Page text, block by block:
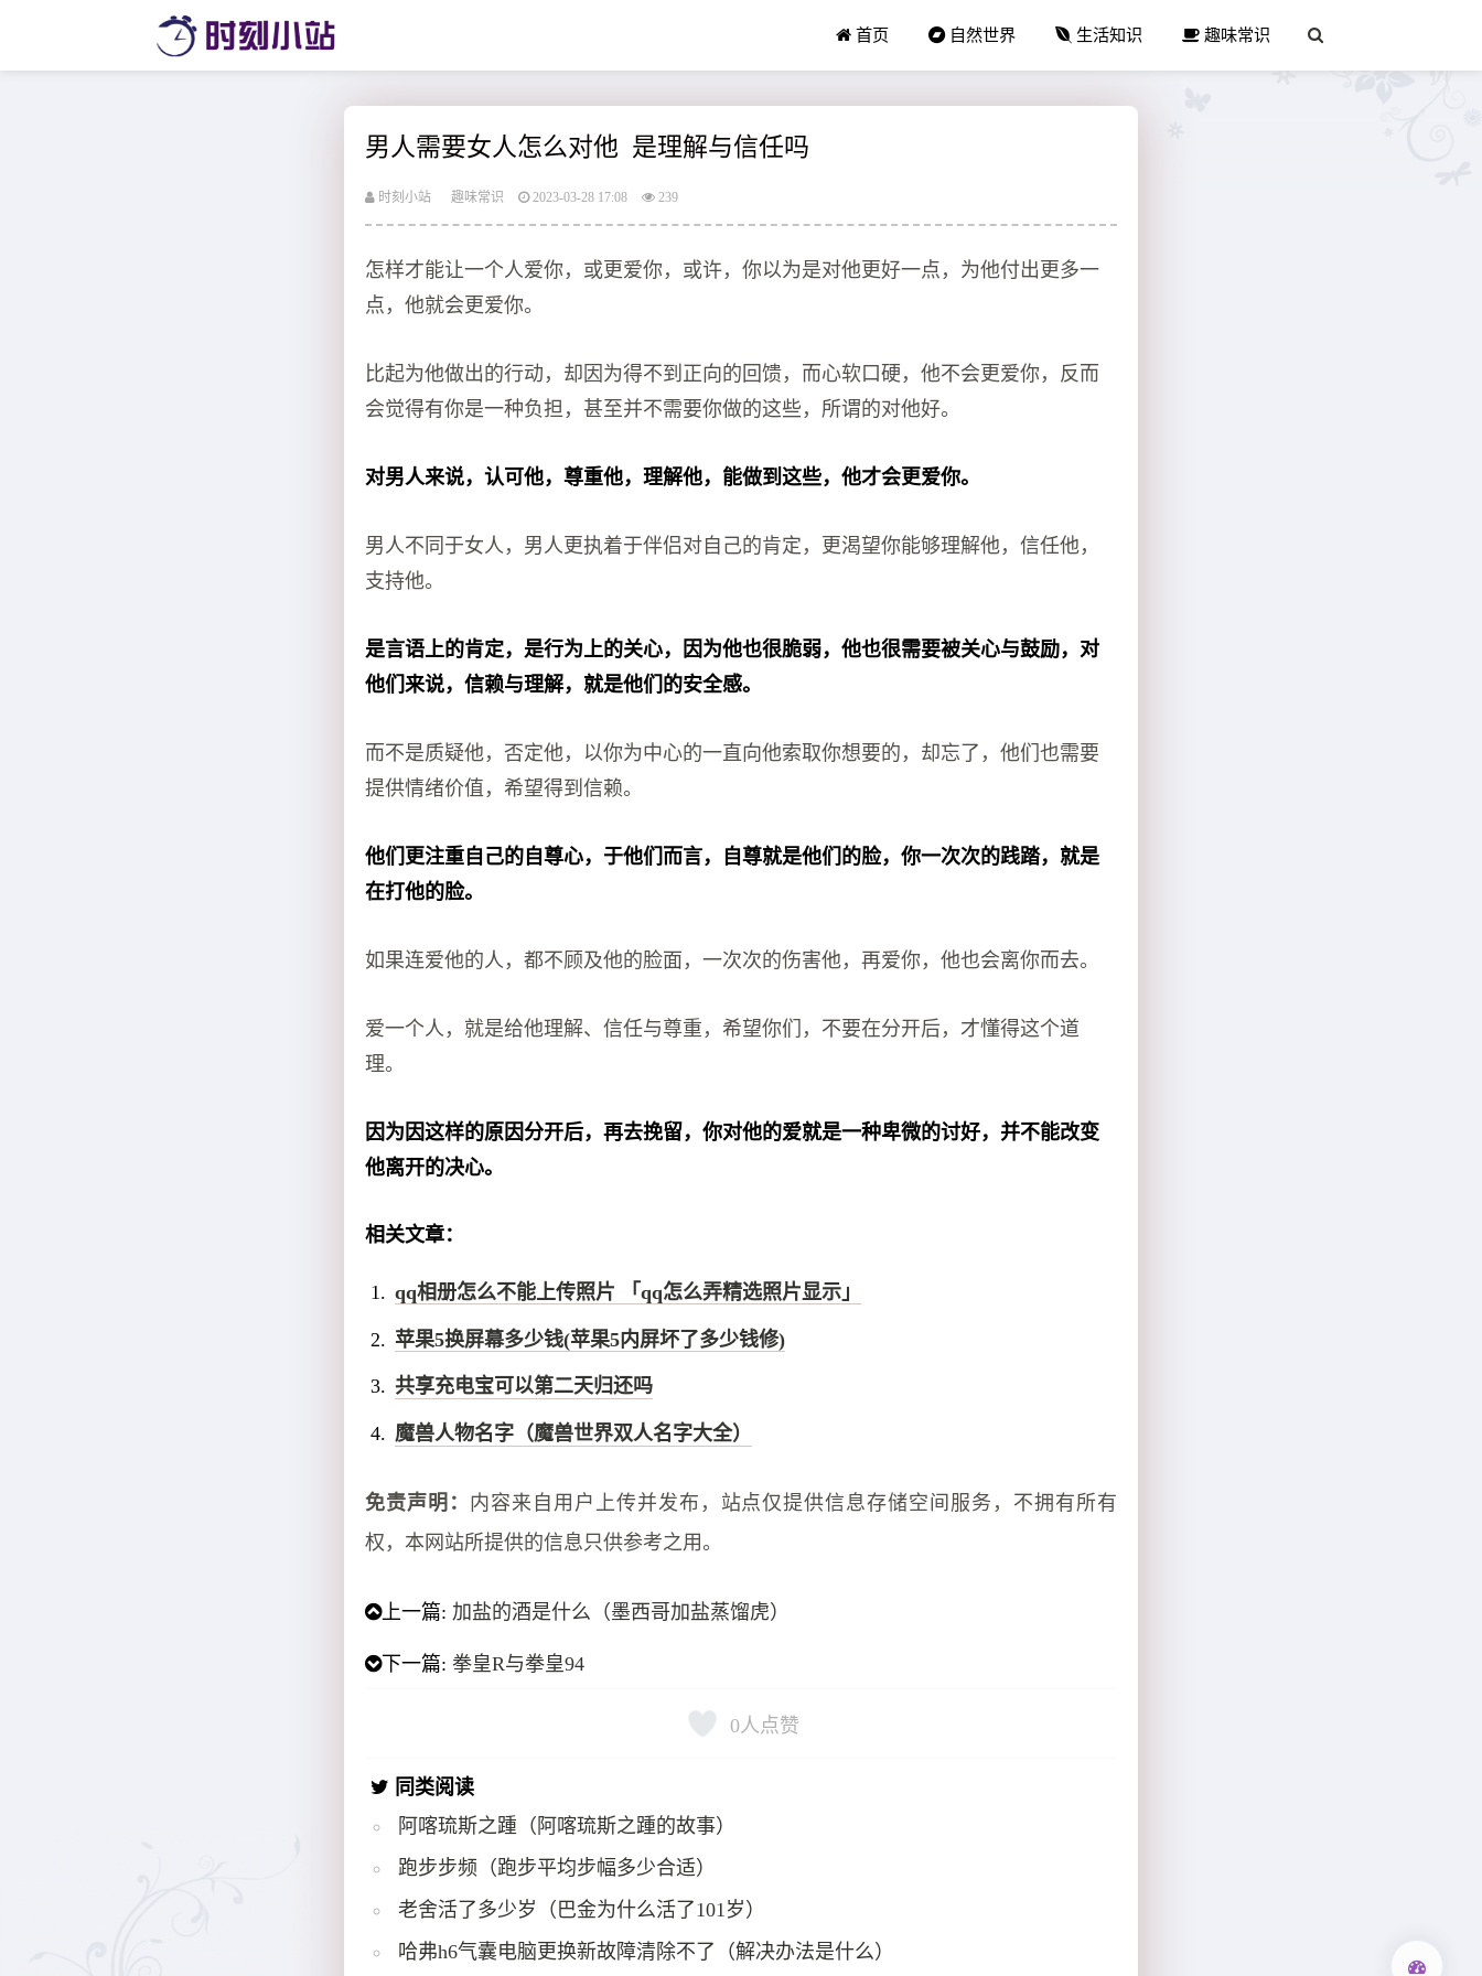
首页 自然世界 生活知识 趣味常识
男人需要女人怎么对他 是理解与信任吗
时刻小站 趣味常识 2023-03-28 17:08 239
怎样才能让一个人爱你，或更爱你，或许，你以为是对他更好一点，为他付出更多一
点，他就会更爱你。
比起为他做出的行动，却因为得不到正向的回馈，而心软口硬，他不会更爱你，反而
会觉得有你是一种负担，甚至并不需要你做的这些，所谓的对他好。
对男人来说，认可他，尊重他，理解他，能做到这些，他才会更爱你。
男人不同于女人，男人更执着于伴侣对自己的肯定，更渴望你能够理解他，信任他，
支持他。
是言语上的肯定，是行为上的关心，因为他也很脆弱，他也很需要被关心与鼓励，对
他们来说，信赖与理解，就是他们的安全感。
而不是质疑他，否定他，以你为中心的一直向他索取你想要的，却忘了，他们也需要
提供情绪价值，希望得到信赖。
他们更注重自己的自尊心，于他们而言，自尊就是他们的脸，你一次次的践踏，就是
在打他的脸。
如果连爱他的人，都不顾及他的脸面，一次次的伤害他，再爱你，他也会离你而去。
爱一个人，就是给他理解、信任与尊重，希望你们，不要在分开后，才懂得这个道
理。
因为因这样的原因分开后，再去挽留，你对他的爱就是一种卑微的讨好，并不能改变
他离开的决心。
相关文章：
qq相册怎么不能上传照片 「qq怎么弄精选照片显示」
苹果5换屏幕多少钱(苹果5内屏坏了多少钱修)
共享充电宝可以第二天归还吗
魔兽人物名字（魔兽世界双人名字大全）
免责声明： 内容来自用户上传并发布，站点仅提供信息存储空间服务，不拥有所有
权，本网站所提供的信息只供参考之用。
上一篇: 加盐的酒是什么（墨西哥加盐蒸馏虎）
下一篇:拳皇R与拳皇94
0人点赞
同类阅读
阿喀琉斯之踵（阿喀琉斯之踵的故事）
跑步步频（跑步平均步幅多少合适）
老舍活了多少岁（巴金为什么活了101岁）
哈弗h6气囊电脑更换新故障清除不了（解决办法是什么）